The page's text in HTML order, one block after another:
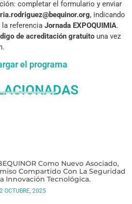
completar el formulario y enviar
, indicando
referencia Jornada EXPOQUIMIA.
de acreditación gratuito una vez
el programa
Como Nuevo Asociado,
Compartido Con La Seguridad
Innovación Tecnológica.
2 OCTUBRE, 2025